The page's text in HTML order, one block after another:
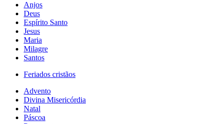
Anjos
Deus
Espírito Santo
Jesus
Maria
Milagre
Santos
Feriados cristãos
Advento
Divina Misericórdia
Natal
Páscoa